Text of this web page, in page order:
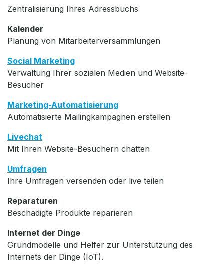
Zentralisierung Ihres Adressbuchs
Kalender
Planung von Mitarbeiterversammlungen
Social Marketing
Verwaltung Ihrer sozialen Medien und Website-
Besucher
Marketing-Automatisierung
Automatisierte Mailingkampagnen erstellen
Livechat
Mit Ihren Website-Besuchern chatten
Umfragen
Ihre Umfragen versenden oder live teilen
Reparaturen
Beschädigte Produkte reparieren
Internet der Dinge
Grundmodelle und Helfer zur Unterstützung des
Internets der Dinge (IoT).